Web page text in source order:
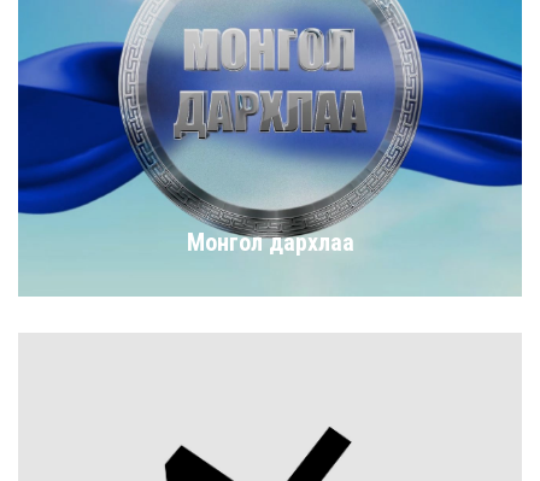
Монгол дархлаа